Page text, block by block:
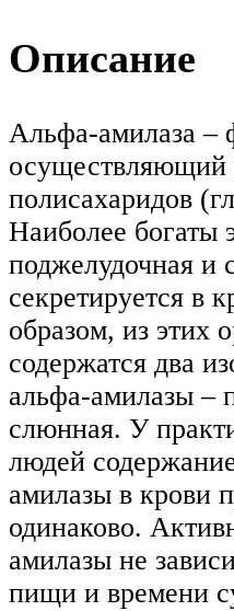
Описание
Альфа-амилаза –
осуществляющий
полисахаридов
Наиболее богаты
поджелудочная
секретируется в
образом, из этих
содержатся два
альфа-амилазы –
слюнная. У
людей
амилазы в крови
одинаково.
амилазы не
пищи и времени